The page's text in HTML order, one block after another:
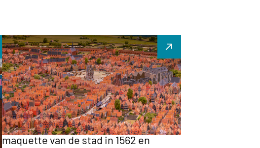
Verhaal op zaal bij de
stadsmaquette
Elke donderdag om 12 uur
Bewonder de gedetailleerde
maquette van de stad in 1562 en